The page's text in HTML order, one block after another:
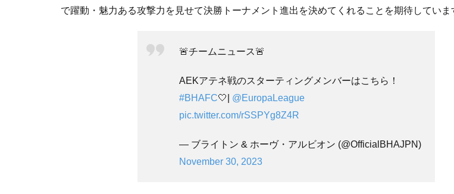
で躍動・魅力ある攻撃力を見せて決勝トーナメント進出を決めてくれることを期待していま
🚨チームニュース🚨
AEKアテネ戦のスターティングメンバーはこちら！
#BHAFC🤍| @EuropaLeague
pic.twitter.com/rSSPYg8Z4R
— ブライトン & ホーヴ・アルビオン (@OfficialBHAJPN)
November 30, 2023